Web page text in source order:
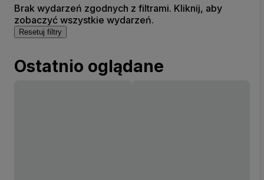
Brak wydarzeń zgodnych z filtrami. Kliknij, aby
zobaczyć wszystkie wydarzeń.
Resetuj filtry
Ostatnio oglądane